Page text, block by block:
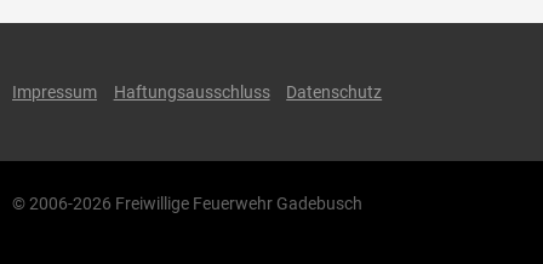
Impressum Haftungsausschluss Datenschutz
© 2006-2026 Freiwillige Feuerwehr Gadebusch